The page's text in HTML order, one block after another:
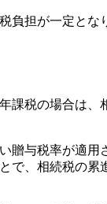
負担が一定と
課税の場合は、
贈与税率が適用
で、相続税の累